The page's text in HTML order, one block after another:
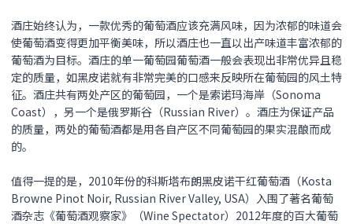
酒庄始终认为，一款优秀的葡萄酒应该充满风味，因为浓郁的味道会
使葡萄酒变得更加平衡美味，所以酒庄也一直以出产味道丰富浓郁的
葡萄酒为目标。酒庄的单一葡萄园葡萄酒一般会表现出非常优异且稳
定的质量，如黑皮诺就有非常完美的口感来反映所在葡萄园的风土特
征。酒庄共有两处产区的葡萄园，一个是索诺玛海岸（Sonoma
Coast），另一个是俄罗斯谷（Russian River）。酒庄为保证产品
的质量，两处的葡萄酒都是用各自产区不同葡萄园的果实混酿而成
的。
值得一提的是，2010年份的科斯塔布朗黑皮诺干红葡萄酒（Kosta
Browne Pinot Noir, Russian River Valley, USA）入围了著名葡萄
酒杂志《葡萄酒观察家》（Wine Spectator）2012年度的百大葡萄